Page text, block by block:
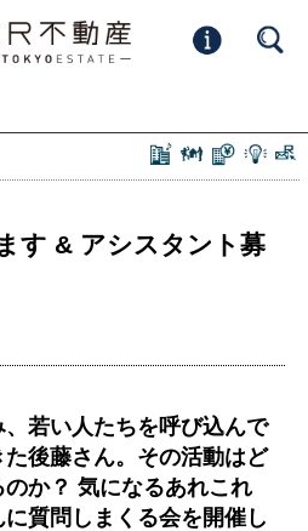
す & アシスタント募
若い人たちを呼び込んで
後藤さん。その活動はど
か？ 気になるあれこれ
質問しまくる会を開催し